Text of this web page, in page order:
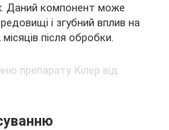
Даний компонент може
і згубний вплив на
після обробки.